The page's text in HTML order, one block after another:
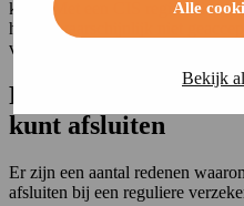
Alle
Bekijk
klant. Met een CIS registratie zal
hoogstwaarschijnlijk niet
verzekeraar.
Redenen waarom
kunt afsluiten
Er zijn een aantal redenen
afsluiten bij een reguliere